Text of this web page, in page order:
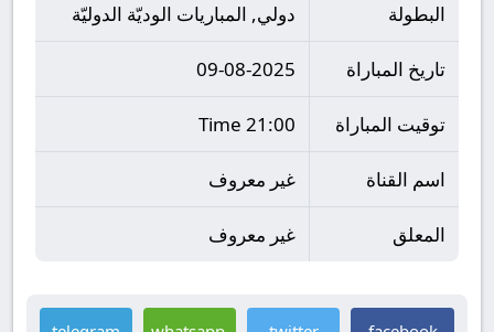
البطولة دولي, المباريات الوديّة الدوليّة
تاريخ المباراة 09-08-2025
توقيت المباراة 21:00 Time
اسم القناة غير معروف
المعلق غير معروف